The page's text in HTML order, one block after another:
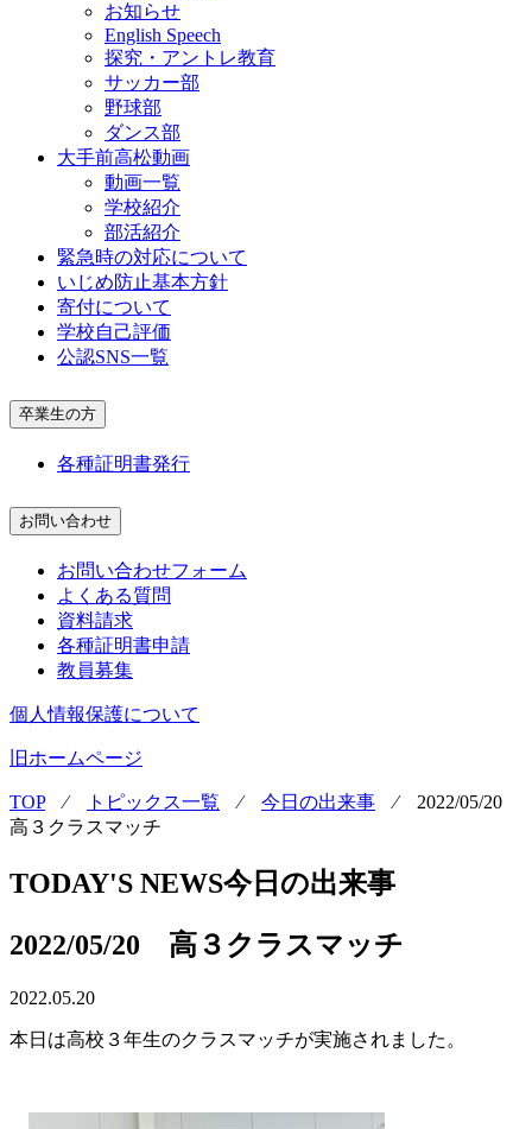
お知らせ
English Speech
探究・アントレ教育
サッカー部
野球部
ダンス部
大手前高松動画
動画一覧
学校紹介
部活紹介
緊急時の対応について
いじめ防止基本方針
寄付について
学校自己評価
公認SNS一覧
卒業生の方
各種証明書発行
お問い合わせ
お問い合わせフォーム
よくある質問
資料請求
各種証明書申請
教員募集
個人情報保護について
旧ホームページ
TOP⁄ トピックス一覧 ⁄ 今日の出来事 ⁄ 2022/05/20
高３クラスマッチ
TODAY'S NEWS今日の出来事
2022/05/20 高３クラスマッチ
2022.05.20
本日は高校３年生のクラスマッチが実施されました。